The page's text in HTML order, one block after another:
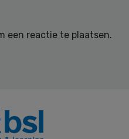
een reactie te plaatsen.